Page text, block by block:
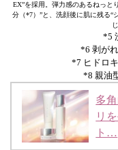
EX”を採用。弾力感のあるねっと
分（*7）”と、洗顔後に肌に残る“
*5
*6 剥が
*7 ヒドロ
*8 親油
多
リ
ト…